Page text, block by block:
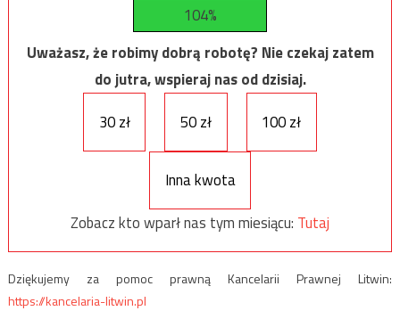
104%
Uważasz, że robimy dobrą robotę? Nie czekaj zatem
do jutra, wspieraj nas od dzisiaj.
30 zł
50 zł 100 zł
Inna kwota
Zobacz kto wparł nas tym miesiącu: Tutaj
Dziękujemy za pomoc prawną Kancelarii Prawnej Litwin:
https://kancelaria-litwin.pl